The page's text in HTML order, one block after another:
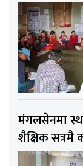
मंगलसेनमा
शैक्षिक सत्रमै